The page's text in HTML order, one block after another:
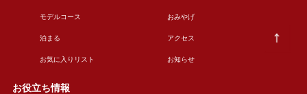
モデルコース おみやげ
泊まる アクセス
お気に入りリスト お知らせ
お役立ち情報